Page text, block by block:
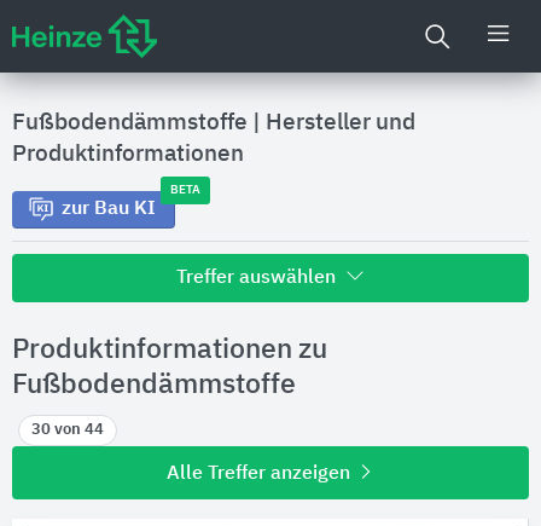
Fußbodendämmstoffe
Hersteller und
Produktinformationen
zur Bau KI
BETA
Treffer auswählen
Hersteller
Produktinformationen
Produktinformationen zu
Fußbodendämmstoffe
30 von 44
Alle Treffer anzeigen